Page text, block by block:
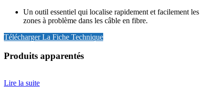
Un outil essentiel qui localise rapidement et facilement les
zones à problème dans les câble en fibre.
Télécharger La Fiche Technique
Produits apparentés
Lire la suite